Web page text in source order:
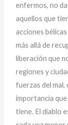
enfermos, no
aquellos que
acciones
más allá de
liberación que
regiones y
fuerzas del mal,
importancia
tiene. El diablo